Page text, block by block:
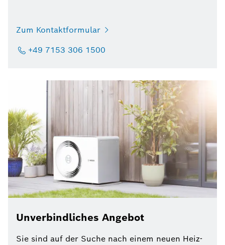
Zum Kontaktformular
+49 7153 306 1500
Unverbindliches Angebot
Sie sind auf der Suche nach einem neuen Heiz-